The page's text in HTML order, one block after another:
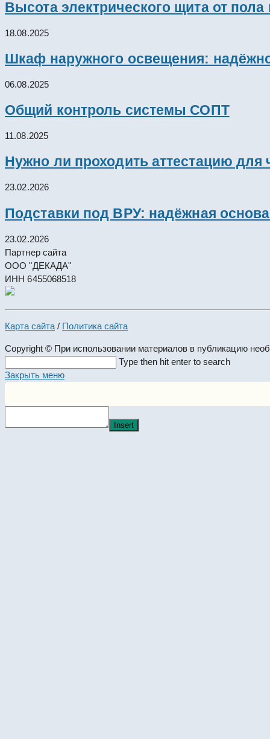
Высота электрического щита от
18.08.2025
Шкаф наружного освещения:
06.08.2025
Общий контроль системы СОПТ
11.08.2025
Нужно ли проходить аттестацию для
23.02.2026
Подставки под ВРУ: надёжная
23.02.2026
Партнер сайта
ООО "ДЕКАДА"
ИНН 6455068518
Карта сайта / Политика сайта
Copyright © При использовании материалов в публикацию
this
Type then hit enter to search
Закрыть меню
Insert